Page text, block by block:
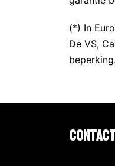
(*) In
De VS,
beperking.